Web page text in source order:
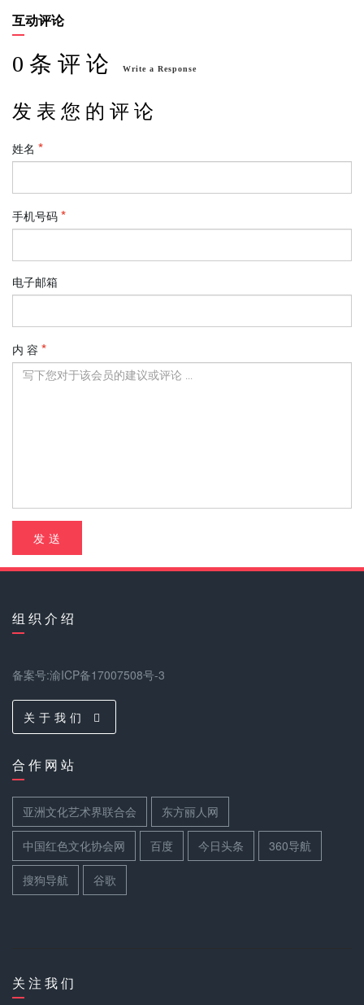
互动评论
0 条 评 论 Write a Response
发 表 您 的 评 论
姓名
手机号码
电子邮箱
内 容
发 送
组 织 介 绍
备案号:渝ICP备17007508号-3
关 于 我 们
合 作 网 站
亚洲文化艺术界联合会 东方丽人网
中国红色文化协会网 百度 今日头条 360导航
搜狗导航 谷歌
关 注 我 们